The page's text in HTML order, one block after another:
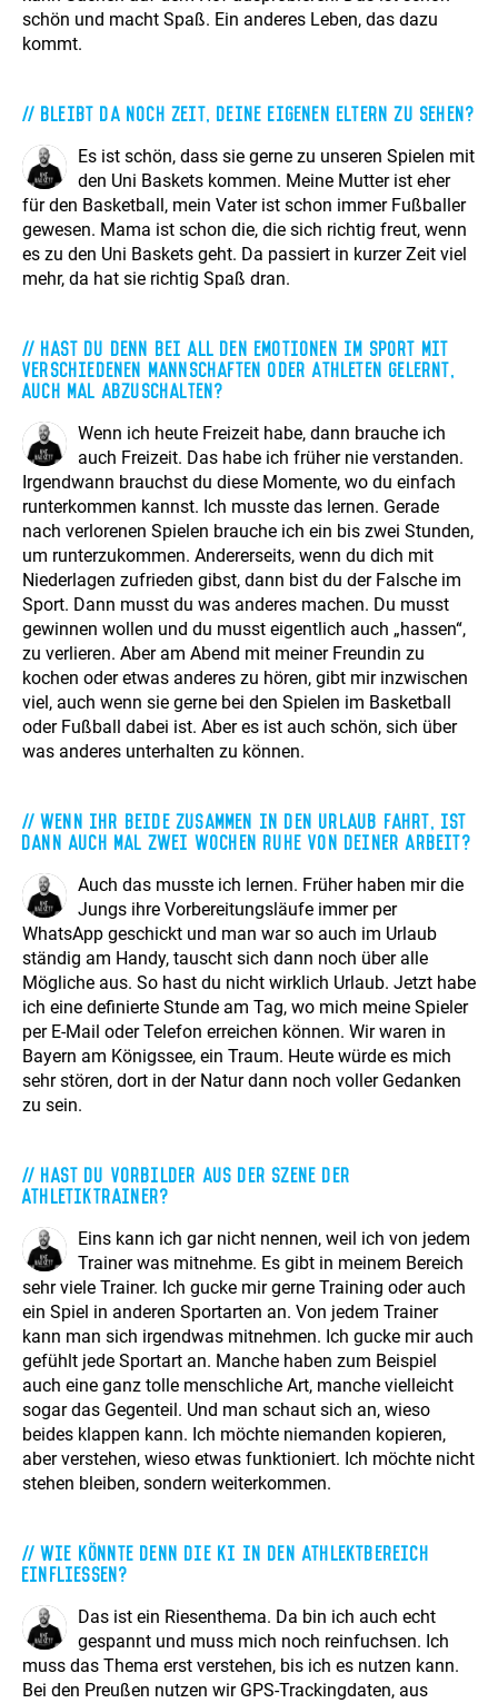
schön und macht Spaß. Ein anderes Leben, das dazu
kommt.
Bleibt da noch Zeit, deine eigenen Eltern zu sehen?
Es ist schön, dass sie gerne zu unseren Spielen mit
den Uni Baskets kommen. Meine Mutter ist eher
für den Basketball, mein Vater ist schon immer Fußballer
gewesen. Mama ist schon die, die sich richtig freut, wenn
es zu den Uni Baskets geht. Da passiert in kurzer Zeit viel
mehr, da hat sie richtig Spaß dran.
Hast Du denn bei all den Emotionen im Sport mit
verschiedenen Mannschaften oder Athleten gelernt,
auch mal abzuschalten?
Wenn ich heute Freizeit habe, dann brauche ich
auch Freizeit. Das habe ich früher nie verstanden.
Irgendwann brauchst du diese Momente, wo du einfach
runterkommen kannst. Ich musste das lernen. Gerade
nach verlorenen Spielen brauche ich ein bis zwei Stunden,
um runterzukommen. Andererseits, wenn du dich mit
Niederlagen zufrieden gibst, dann bist du der Falsche im
Sport. Dann musst du was anderes machen. Du musst
gewinnen wollen und du musst eigentlich auch „hassen“,
zu verlieren. Aber am Abend mit meiner Freundin zu
kochen oder etwas anderes zu hören, gibt mir inzwischen
viel, auch wenn sie gerne bei den Spielen im Basketball
oder Fußball dabei ist. Aber es ist auch schön, sich über
was anderes unterhalten zu können.
Wenn ihr beide zusammen in den Urlaub fahrt, ist
dann auch mal zwei Wochen Ruhe von deiner Arbeit?
Auch das musste ich lernen. Früher haben mir die
Jungs ihre Vorbereitungsläufe immer per
WhatsApp geschickt und man war so auch im Urlaub
ständig am Handy, tauscht sich dann noch über alle
Mögliche aus. So hast du nicht wirklich Urlaub. Jetzt habe
ich eine definierte Stunde am Tag, wo mich meine Spieler
per E-Mail oder Telefon erreichen können. Wir waren in
Bayern am Königssee, ein Traum. Heute würde es mich
sehr stören, dort in der Natur dann noch voller Gedanken
zu sein.
Hast du Vorbilder aus der Szene der
Athletiktrainer?
Eins kann ich gar nicht nennen, weil ich von jedem
Trainer was mitnehme. Es gibt in meinem Bereich
sehr viele Trainer. Ich gucke mir gerne Training oder auch
ein Spiel in anderen Sportarten an. Von jedem Trainer
kann man sich irgendwas mitnehmen. Ich gucke mir auch
gefühlt jede Sportart an. Manche haben zum Beispiel
auch eine ganz tolle menschliche Art, manche vielleicht
sogar das Gegenteil. Und man schaut sich an, wieso
beides klappen kann. Ich möchte niemanden kopieren,
aber verstehen, wieso etwas funktioniert. Ich möchte nicht
stehen bleiben, sondern weiterkommen.
Wie könnte denn die KI in den Athlektbereich
einfliessen?
Das ist ein Riesenthema. Da bin ich auch echt
gespannt und muss mich noch reinfuchsen. Ich
muss das Thema erst verstehen, bis ich es nutzen kann.
Bei den Preußen nutzen wir GPS-Trackingdaten, aus